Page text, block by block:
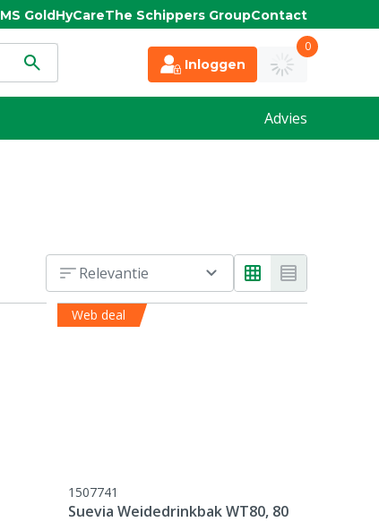
MS GoldHyCareThe Schippers GroupContact
Inloggen
0
Advies
Relevantie
Web deal
1507741
Suevia Weidedrinkbak WT80, 80